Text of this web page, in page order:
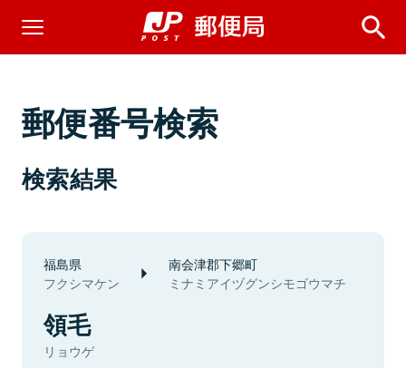
郵便番号検索
検索結果
福島県
フクシマケン
南会津郡下郷町
ミナミアイヅグンシモゴウマチ
領毛
リョウゲ